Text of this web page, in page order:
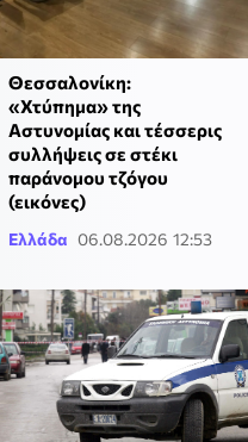
Θεσσαλονίκη:
«Χτύπημα» της
Αστυνομίας και τέσσερις
συλλήψεις σε στέκι
παράνομου τζόγου
(εικόνες)
Ελλάδα 06.08.2026 12:53